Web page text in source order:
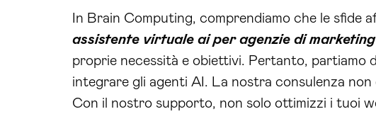
In Brain Computing, comprendiamo che le sfide
assistente virtuale ai per agenzie di marketing
proprie necessità e obiettivi. Pertanto, partiamo
integrare gli agenti AI. La nostra consulenza non
Con il nostro supporto, non solo ottimizzi i tuoi